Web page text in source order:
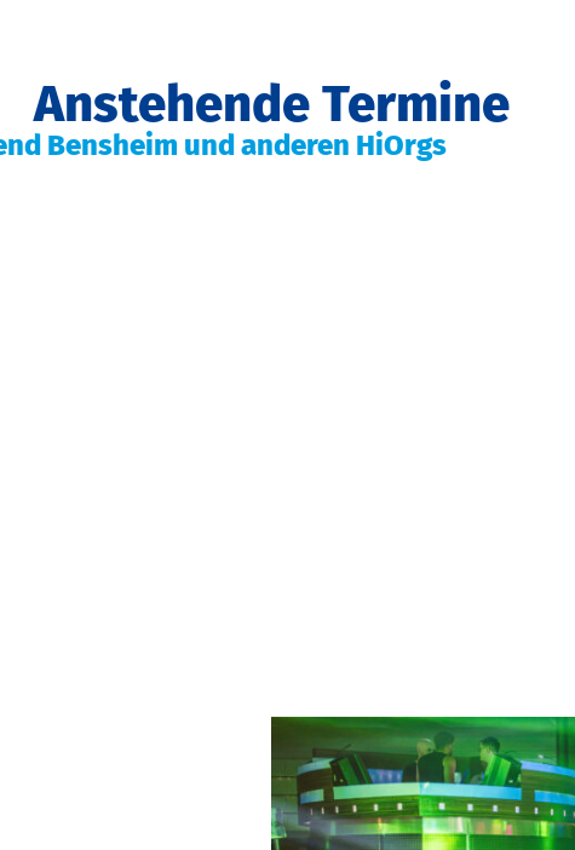
Anstehende Termine
Bensheim und anderen HiOrgs